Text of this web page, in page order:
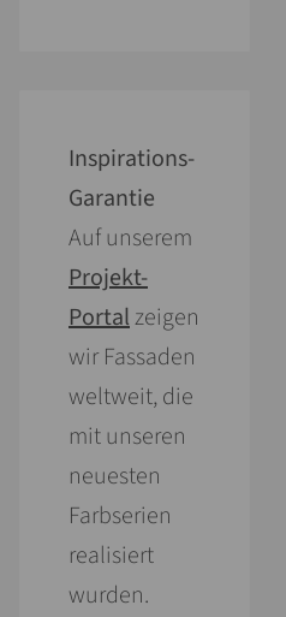
Inspirations-
Garantie
Auf unserem
Projekt-
Portalzeigen
wir Fassaden
welt­weit, die
mit unseren
neuesten
Farb­serien
realisiert
wurden.